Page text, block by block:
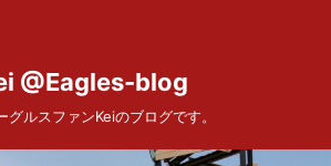
@Eagles-blog
グルスファンKeiのブログです。